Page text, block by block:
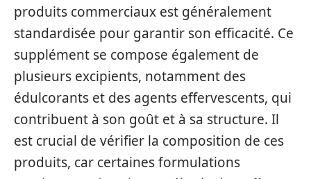
produits commerciaux est généralement
standardisée pour garantir son efficacité. Ce
supplément se compose également de
plusieurs excipients, notamment des
édulcorants et des agents effervescents, qui
contribuent à son goût et à sa structure. Il
est crucial de vérifier la composition de ces
produits, car certaines formulations